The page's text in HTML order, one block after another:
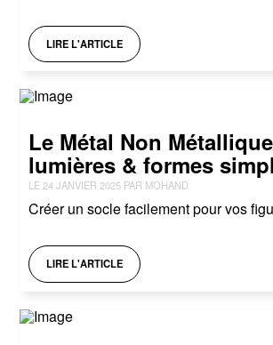
LIRE L'ARTICLE
Le Métal Non
lumières & formes
LE 24 JANVIER 2025 PAR MOHAND
Créer un socle facilement pour vos
LIRE L'ARTICLE